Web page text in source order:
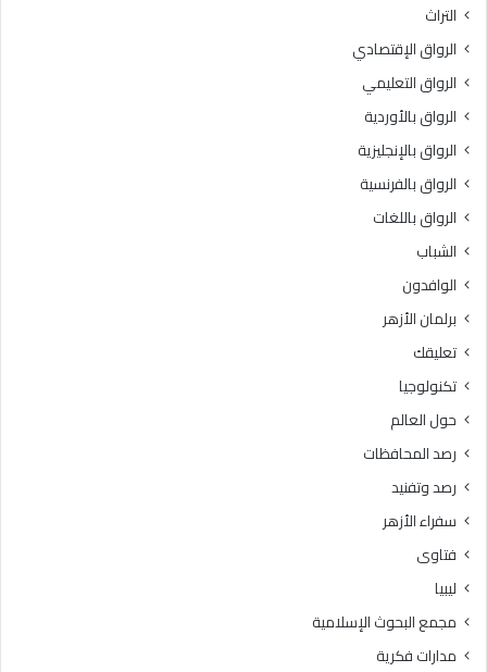
التراث
الرواق الإقتصادي
الرواق التعليمي
الرواق بالأوردية
الرواق بالإنجليزية
الرواق بالفرنسية
الرواق باللغات
الشباب
الوافدون
برلمان الأزهر
تعليقك
تكنولوجيا
حول العالم
رصد المحافظات
رصد وتفنيد
سفراء الأزهر
فتاوى
ليبيا
مجمع البحوث الإسلامية
مدارات فكرية